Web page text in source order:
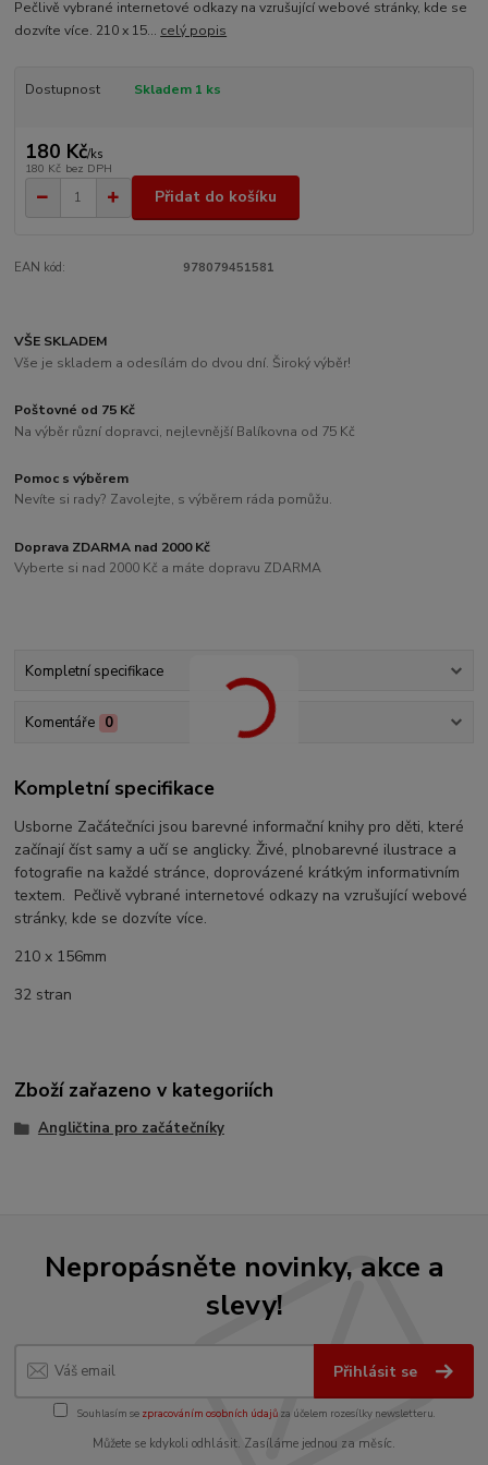
Pečlivě vybrané internetové odkazy na vzrušující webové stránky, kde se
dozvíte více. 210 x 15... celý popis
Dostupnost Skladem 1 ks
180 Kč/ks
180 Kč bez DPH
Přidat do košíku
EAN kód: 978079451581
VŠE SKLADEM
Vše je skladem a odesílám do dvou dní. Široký výběr!
Poštovné od 75 Kč
Na výběr různí dopravci, nejlevnější Balíkovna od 75 Kč
Pomoc s výběrem
Nevíte si rady? Zavolejte, s výběrem ráda pomůžu.
Doprava ZDARMA nad 2000 Kč
Vyberte si nad 2000 Kč a máte dopravu ZDARMA
Kompletní specifikace
Komentáře 0
Kompletní specifikace
Usborne Začátečníci jsou barevné informační knihy pro děti, které
začínají číst samy a učí se anglicky. Živé, plnobarevné ilustrace a
fotografie na každé stránce, doprovázené krátkým informativním
textem. Pečlivě vybrané internetové odkazy na vzrušující webové
stránky, kde se dozvíte více.
210 x 156mm
32 stran
Zboží zařazeno v kategoriích
Angličtina pro začátečníky
Nepropásněte novinky, akce a
slevy!
Přihlásit se
Souhlasím se zpracováním osobních údajůza účelem rozesílky newsletteru.
Můžete se kdykoli odhlásit. Zasíláme jednou za měsíc.